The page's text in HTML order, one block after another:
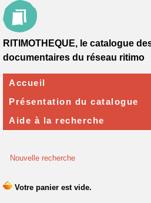
Nouvelle recherche
RITIMOTHEQUE, le catalogue
documentaires du réseau ritimo
Accueil
Présentation du catalogue
Aide à la recherche